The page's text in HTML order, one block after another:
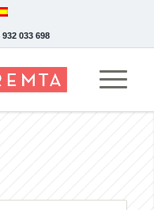
033 698